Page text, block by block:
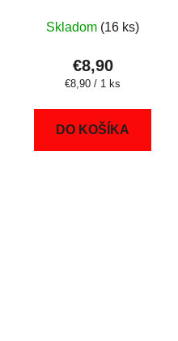
Skladom (16 ks)
€8,90
Jednotková
€8,90 / 1 ks
DO KOŠÍKA